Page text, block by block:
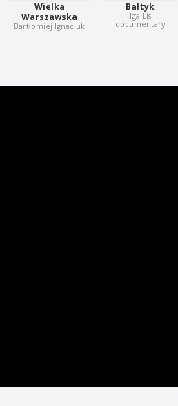
Wielka
Warszawska
Bartłomiej Ignaciuk
Bałtyk
Iga Lis
documentary